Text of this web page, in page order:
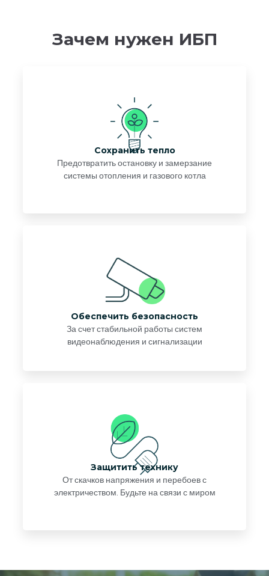
Зачем нужен ИБП
Сохранить тепло
Предотвратить остановку и замерзание
системы отопления и газового котла
Обеспечить безопасность
За счет стабильной работы систем
видеонаблюдения и сигнализации
Защитить технику
От скачков напряжения и перебоев с
электричеством. Будьте на связи с миром